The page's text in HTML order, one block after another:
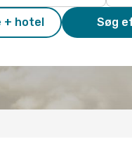
+ hotel Søg